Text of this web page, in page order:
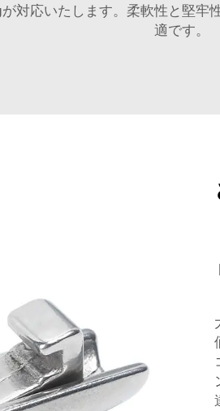
対応いたします。柔軟性と堅
適です。